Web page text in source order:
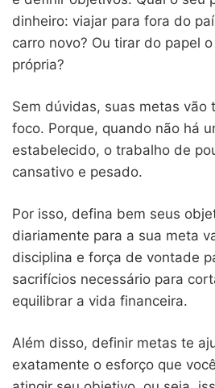
dinheiro: viajar para fora do
carro novo? Ou tirar do papel
própria?
Sem dúvidas, suas metas vão
foco. Porque, quando não há
estabelecido, o trabalho de
cansativo e pesado.
Por isso, defina bem seus
diariamente para a sua meta
disciplina e força de vontade
sacrifícios necessário para
equilibrar a vida financeira.
Além disso, definir metas te
exatamente o esforço que